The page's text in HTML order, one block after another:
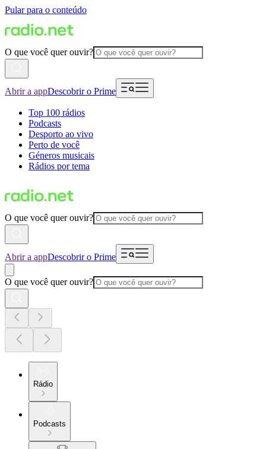
Pular para o conteúdo
O que você quer ouvir?
Abrir a appDescobrir o Prime
Top 100 rádios
Podcasts
Desporto ao vivo
Perto de você
Géneros musicais
Rádios por tema
O que você quer ouvir?
Abrir a appDescobrir o Prime
O que você quer ouvir?
Rádio
Podcasts